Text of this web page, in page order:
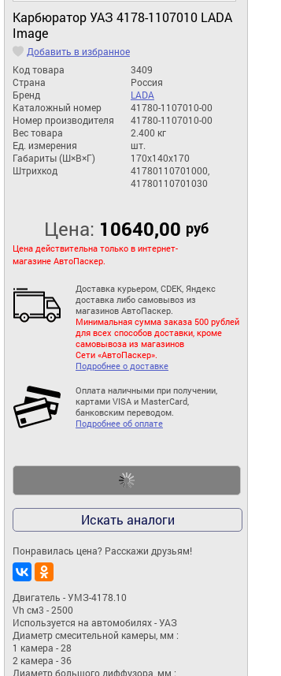
Карбюратор УАЗ 4178-1107010 LADA
Image
Добавить в избранное
Код товара
3409
Страна
Россия
Бренд
LADA
Каталожный номер
41780-1107010-00
Номер производителя
41780-1107010-00
Вес товара
2.400 кг
Ед. измерения
шт.
Габариты (Ш×В×Г)
170x140x170
Штрихкод
41780110701000,
41780110701030
Цена: 10640,00 руб
Цена действительна только в интернет-
магазине АвтоПаскер.
Доставка курьером, CDEK, Яндекс
доставка либо самовывоз из
магазинов АвтоПаскер.
Минимальная сумма заказа 500 рублей
для всех способов доставки, кроме
самовывоза из магазинов
Сети «АвтоПаскер».
Подробнее о доставке
Оплата наличными при получении,
картами VISA и MasterCard,
банковским переводом.
Подробнее об оплате
Искать аналоги
Понравилась цена? Расскажи друзьям!
Двигатель - УМЗ-4178.10
Vh см3 - 2500
Используется на автомобилях - УАЗ
Диаметр смесительной камеры, мм :
1 камера - 28
2 камера - 36
Диаметр большого диффузора, мм :